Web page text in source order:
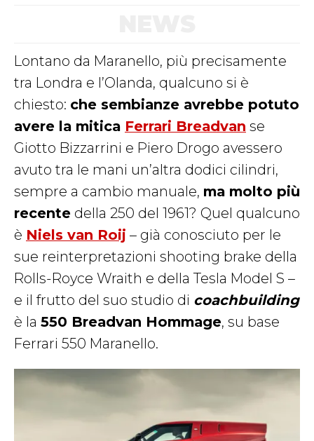
Lontano da Maranello, più precisamente
tra Londra e l’Olanda, qualcuno si è
chiesto: che sembianze avrebbe potuto
avere la mitica Ferrari Breadvan se
Giotto Bizzarrini e Piero Drogo avessero
avuto tra le mani un’altra dodici cilindri,
sempre a cambio manuale, ma molto più
recente della 250 del 1961? Quel qualcuno
è Niels van Roij – già conosciuto per le
sue reinterpretazioni shooting brake della
Rolls-Royce Wraith e della Tesla Model S –
e il frutto del suo studio di coachbuilding
è la 550 Breadvan Hommage, su base
Ferrari 550 Maranello.